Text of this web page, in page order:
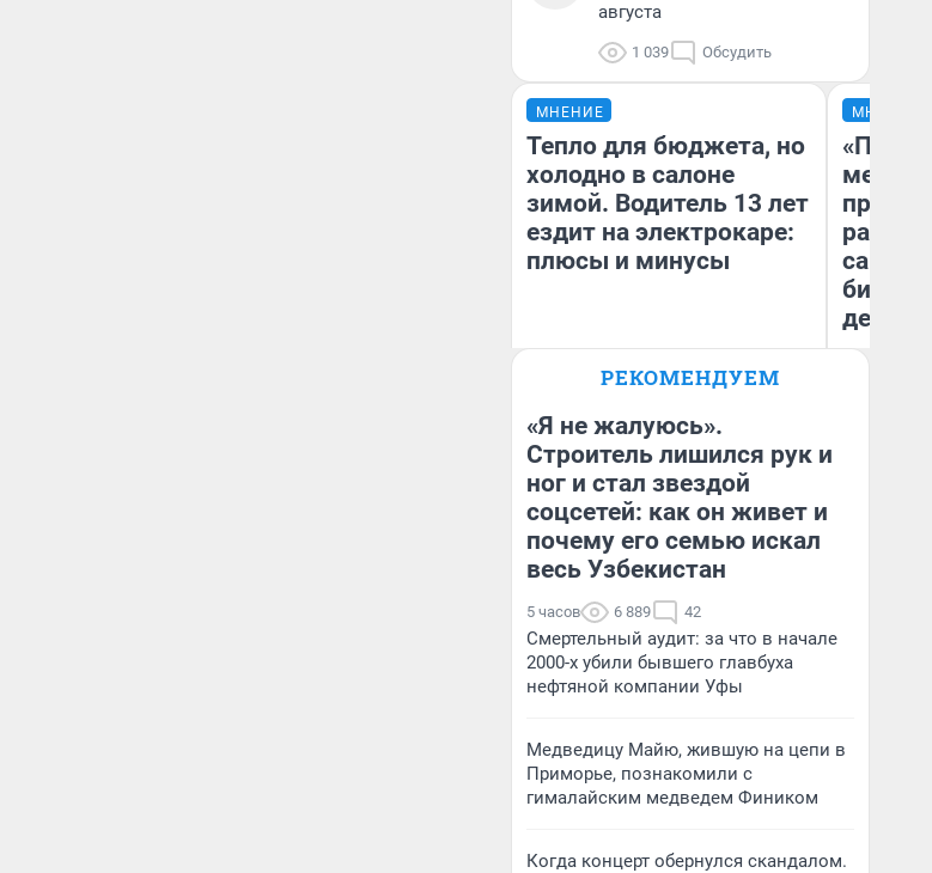
августа
1 039 Обсудить
МНЕНИЕ
Тепло для бюджета, но
холодно в салоне
зимой. Водитель 13 лет
ездит на электрокаре:
плюсы и минусы
Денис Дедюхин
МНЕНИЕ
самом
РЕКОМЕНДУЕМ
«Я не жалуюсь».
Строитель лишился рук и
ног и стал звездой
соцсетей: как он живет и
почему его семью искал
весь Узбекистан
5 часов 6 889 42
Смертельный аудит: за что в начале
2000-х убили бывшего главбуха
нефтяной компании Уфы
Медведицу Майю, жившую на цепи в
Приморье, познакомили с
гималайским медведем Фиником
Когда концерт обернулся скандалом.